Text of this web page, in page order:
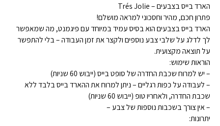
הארד בייס בצבעים – Trés Jolie
פתרון חכם, מהיר וחסכוני למראה מושלם!
הארד בייס בצבעים הוא בסיס עמיד במיוחד עם פיגמנט, מה שמאפשר
לך לדלג על שלבי צבע נוספים ולקצר את זמן העבודה – בלי להתפשר
על תוצאה מקצועית.
הוראות שימוש:
– יש למרוח שכבת החדרה של סופט בייס (ייבוש 60 שניות)
– לעבודה על כפות רגליים – ניתן למרוח את ההארד בייס בלבד ללא
שכבת החדרה, ולאחריו טופ (ייבוש 60 שניות)
– אין צורך בשכבות נוספות של צבע –
יתרונות: